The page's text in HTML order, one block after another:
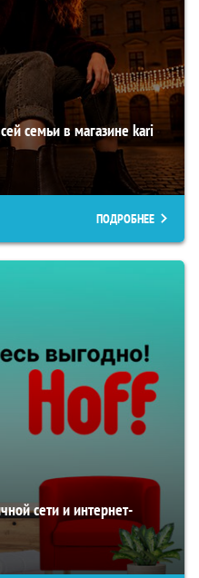
семьи в магазине kari
ПОДРОБНЕЕ
сети и интернет-